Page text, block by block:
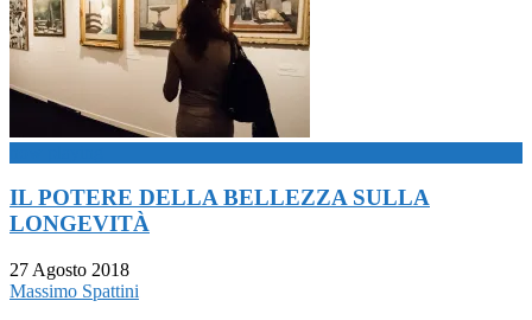
IL POTERE DELLA BELLEZZA SULLA
LONGEVITÀ
27 Agosto 2018
Massimo Spattini